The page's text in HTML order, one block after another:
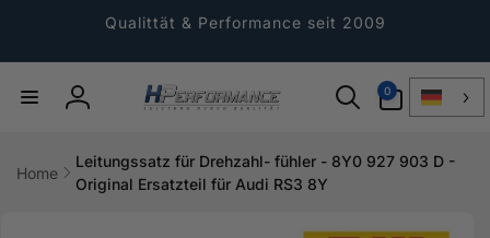
Qualittät & Performance seit 2009
Einloggen
0
Artikel
Home
Leitungssatz für Drehzahl- fühler - 8Y0 927 903 D -
Original Ersatzteil für Audi RS3 8Y